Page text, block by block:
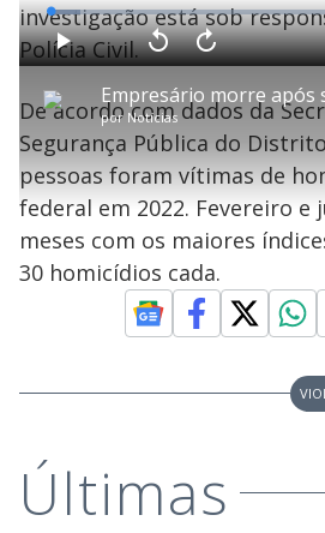
investigação está sob
Polícia Civil.
P
l
a
y
V
por Notícias
P V
t
a
r
1
0
s
e
g
n
d
s
A
n
ç
a
1
0
s
e
u
n
o
s
L
o
a
d
e
.
0
%
De acordo com dados da
Segurança Pública do
pessoas foram vítimas de
federal em 2022. Fevereiro e
meses com os maiores
30 homicídios cada.
Últimas